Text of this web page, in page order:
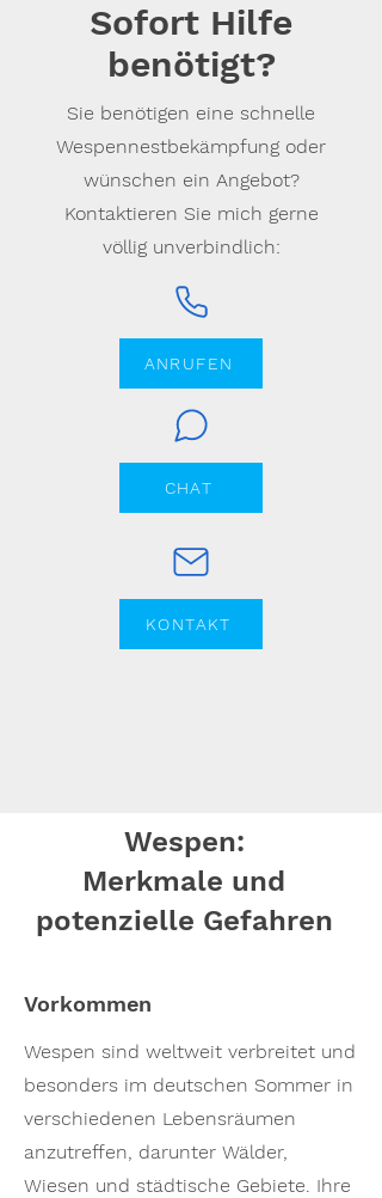
Sofort Hilfe
benötigt?
Sie benötigen eine schnelle
Wespennestbekämpfung oder
wünschen ein Angebot?
Kontaktieren Sie mich gerne
völlig unverbindlich:
ANRUFEN
CHAT
KONTAKT
Wespen:
Merkmale und
potenzielle Gefahren
Vorkommen
Wespen sind weltweit verbreitet und
besonders im deutschen Sommer in
verschiedenen Lebensräumen
anzutreffen, darunter Wälder,
Wiesen und städtische Gebiete. Ihre